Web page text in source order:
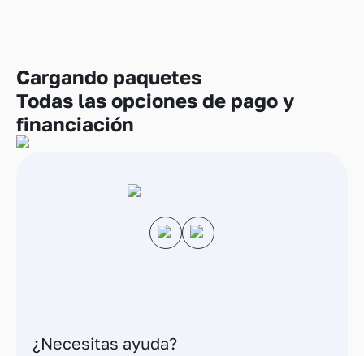
Cargando paquetes
Todas las opciones de pago y
financiación
¿Necesitas ayuda?